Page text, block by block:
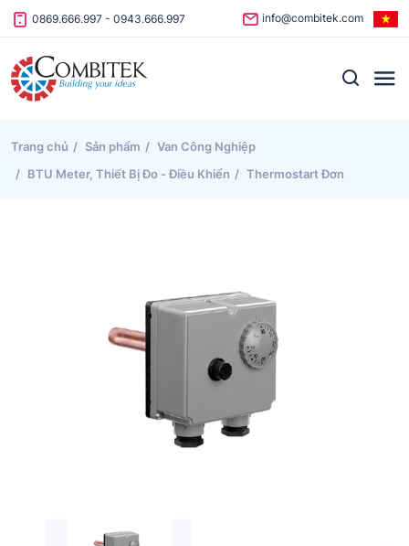
Skip to content
0869.666.997 - 0943.666.997 info@combitek.com
Trang chủ Sản phẩm
Van Công Nghiệp
BTU Meter, Thiết Bị Đo - Điều Khiển
Thermostart Đơn